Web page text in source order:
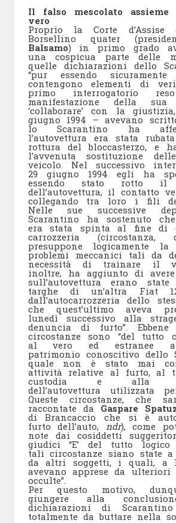
Il falso mescolato
vero
Proprio la Corte d’Assise
Borsellino quater
Balsamo) in primo grado
una cospicua parte delle
quelle dichiarazioni dello
“pur essendo sicuramente
contengono elementi di
primo interrogatorio
manifestazione della
‘collaborare’ con la
giugno 1994 – avevano
lo Scarantino ha
l’autovettura era stata
rottura del bloccasterzo, e
l’avvenuta sostituzione
veicolo. Nel successivo
29 giugno 1994 egli ha
essendo stato rotto il
dell’autovettura, il contatto
collegando tra loro i fili
Nelle sue successive
Scarantino ha sostenuto
era stata spinta al fine di
carrozzeria (circostanza,
presuppone logicamente
problemi meccanici tali da
necessità di trainare il
inoltre, ha aggiunto di
sull’autovettura erano
targhe di un’altra Fiat
dall’autocarrozzeria dello
che quest’ultimo aveva
lunedì successivo alla
denuncia di furto”.
circostanze sono “del tutto
al vero ed estranee al
patrimonio conoscitivo dello
quale non è stato mai
attività relative al furto, al
custodia e alla
dell’autovettura utilizzata
Queste circostanze, che
raccontate da Gaspare
di Brancaccio che si è
furto dell’auto, ndr), come
note dai cosiddetti
giudici “E’ del tutto logico
tali circostanze siano state
da altri soggetti, i quali, a
avevano apprese da
occulte”.
Per questo motivo,
giungere alla
dichiarazioni di
totalmente da buttare nella